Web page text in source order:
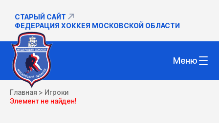
СТАРЫЙ САЙТ
ФЕДЕРАЦИЯ ХОККЕЯ МОСКОВСКОЙ ОБЛАСТИ
Меню
Главная > Игроки
Элемент не найден!